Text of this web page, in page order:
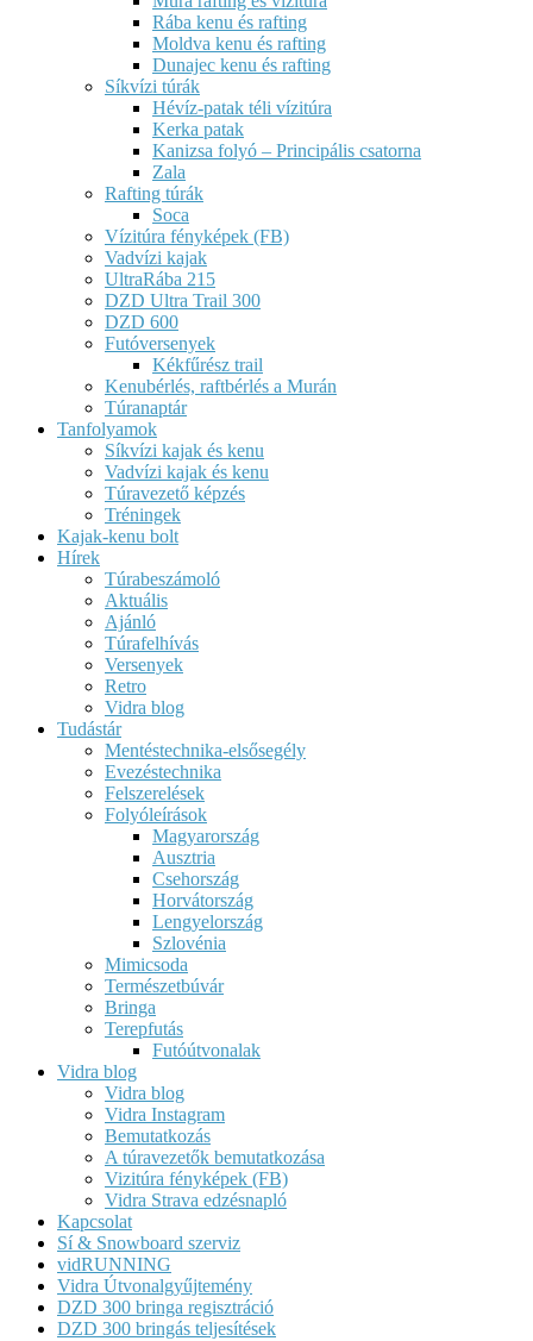
Rába kenu és rafting
Moldva kenu és rafting
Dunajec kenu és rafting
Síkvízi túrák
Hévíz-patak téli vízitúra
Kerka patak
Kanizsa folyó – Principális csatorna
Zala
Rafting túrák
Soca
Vízitúra fényképek (FB)
Vadvízi kajak
UltraRába 215
DZD Ultra Trail 300
DZD 600
Futóversenyek
Kékfűrész trail
Kenubérlés, raftbérlés a Murán
Túranaptár
Tanfolyamok
Síkvízi kajak és kenu
Vadvízi kajak és kenu
Túravezető képzés
Tréningek
Kajak-kenu bolt
Hírek
Túrabeszámoló
Aktuális
Ajánló
Túrafelhívás
Versenyek
Retro
Vidra blog
Tudástár
Mentéstechnika-elsősegély
Evezéstechnika
Felszerelések
Folyóleírások
Magyarország
Ausztria
Csehország
Horvátország
Lengyelország
Szlovénia
Mimicsoda
Természetbúvár
Bringa
Terepfutás
Futóútvonalak
Vidra blog
Vidra blog
Vidra Instagram
Bemutatkozás
A túravezetők bemutatkozása
Vizitúra fényképek (FB)
Vidra Strava edzésnapló
Kapcsolat
Sí & Snowboard szerviz
vidRUNNING
Vidra Útvonalgyűjtemény
DZD 300 bringa regisztráció
DZD 300 bringás teljesítések